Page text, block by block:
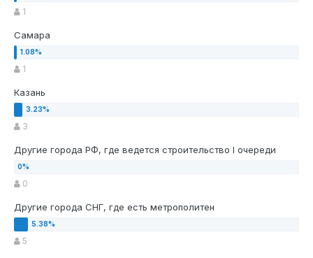
1
Самара
1
Казань
3
Другие города РФ, где ведется строительство I очереди
0
Другие города СНГ, где есть метрополитен
5